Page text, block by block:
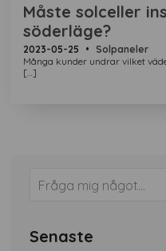
Senaste
Måste solceller
söderläge?
2023-05-25 •
Solpaneler
Många kunder undrar vilket
[…]